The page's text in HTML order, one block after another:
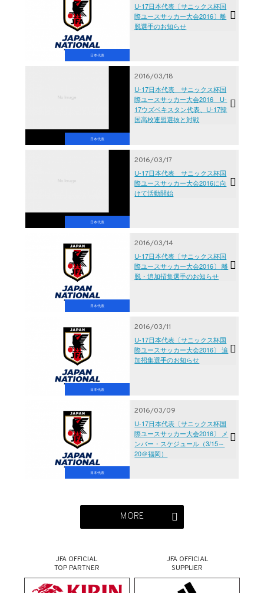
日本代表
U-17日本代表〔サニックス杯国
際ユースサッカー大会2016〕離
脱選手のお知らせ
日本代表
2016/03/18
U-17日本代表 サニックス杯国
際ユースサッカー大会2016 U-
17ウズベキスタン代表、U-17韓
国高校連盟選抜と対戦
日本代表
2016/03/17
U-17日本代表 サニックス杯国
際ユースサッカー大会2016に向
けて活動開始
日本代表
2016/03/14
U-17日本代表〔サニックス杯国
際ユースサッカー大会2016〕 離
脱・追加招集選手のお知らせ
日本代表
2016/03/11
U-17日本代表〔サニックス杯国
際ユースサッカー大会2016〕 追
加招集選手のお知らせ
日本代表
2016/03/09
U-17日本代表〔サニックス杯国
際ユースサッカー大会2016〕 メ
ンバー・スケジュール（3/15～
20＠福岡）
MORE
JFA OFFICIAL
TOP PARTNER
JFA OFFICIAL
SUPPLIER